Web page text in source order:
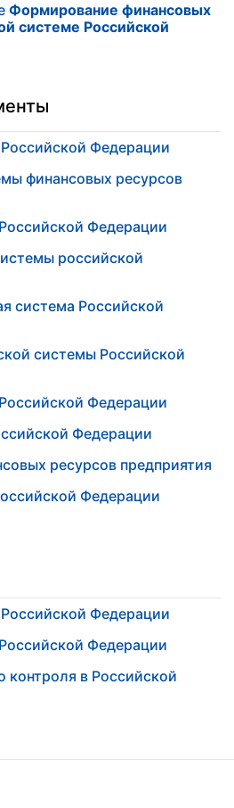
Формирование финансовых
системе Российской
Федерации
финансовых ресурсов
Федерации
российской
система Российской
системы Российской
Федерации
Федерации
ресурсов предприятия
Федерации
Федерации
Федерации
контроля в Российской